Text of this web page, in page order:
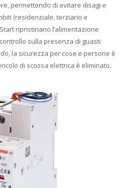
permettendo di evitare disagi e
(residenziale, terziario e
ripristinano l’alimentazione
sulla presenza di guasti
la sicurezza per cose e persone è
di scossa elettrica è eliminato.